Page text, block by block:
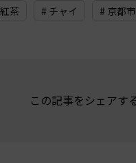
茶 # チャイ # 京都
この記事をシェアす